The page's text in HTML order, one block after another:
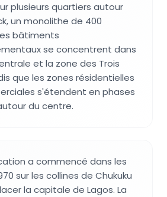
plusieurs quartiers autour
un monolithe de 400
bâtiments
se concentrent dans
et la zone des Trois
que les zones résidentielles
s'étendent en phases
du centre.
a commencé dans les
sur les collines de Chukuku
la capitale de Lagos. La